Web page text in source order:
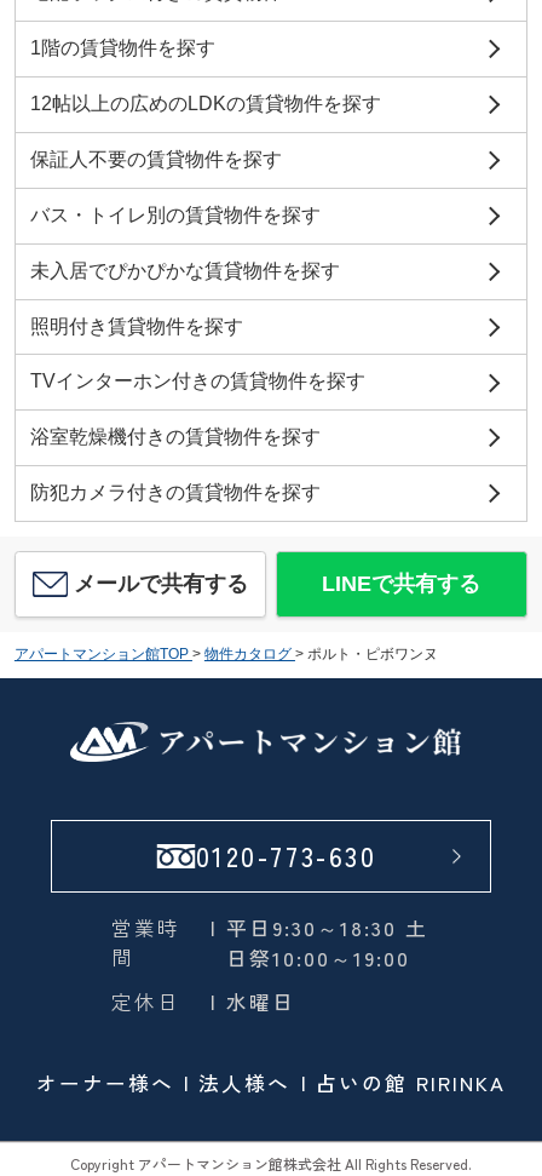
1階の賃貸物件を探す
12帖以上の広めのLDKの賃貸物件を探す
保証人不要の賃貸物件を探す
バス・トイレ別の賃貸物件を探す
未入居でぴかぴかな賃貸物件を探す
照明付き賃貸物件を探す
TVインターホン付きの賃貸物件を探す
浴室乾燥機付きの賃貸物件を探す
防犯カメラ付きの賃貸物件を探す
メールで共有する LINEで共有する
アパートマンション館TOP > 物件カタログ > ポルト・ピボワンヌ
0120-773-630
営業時
間
| 平日9:30～18:30 土
日祭10:00～19:00
定休日
| 水曜日
オーナー様へ 法人様へ 占いの館 RIRINKA
Copyright アパートマンション館株式会社 All Rights Reserved.